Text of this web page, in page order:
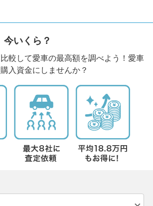
今いくら？
較して愛車の最高額を調べよう！愛車
入資金にしませんか？